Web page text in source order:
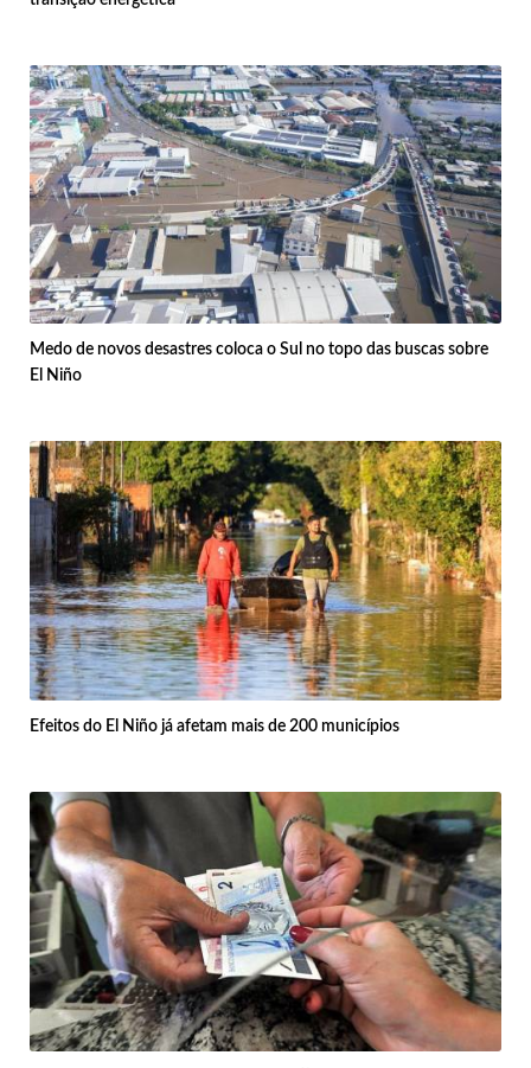
Medo de novos desastres coloca o Sul no topo das buscas sobre
El Niño
Efeitos do El Niño já afetam mais de 200 municípios